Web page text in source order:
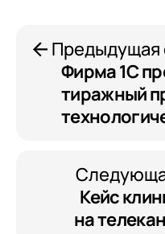
Предыдущая
Фирма 1С
тиражный
Кейс
на